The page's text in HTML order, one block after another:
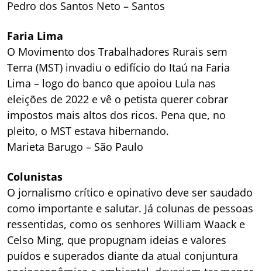
Pedro dos Santos Neto – Santos
Faria Lima
O Movimento dos Trabalhadores Rurais sem
Terra (MST) invadiu o edifício do Itaú na Faria
Lima – logo do banco que apoiou Lula nas
eleições de 2022 e vê o petista querer cobrar
impostos mais altos dos ricos. Pena que, no
pleito, o MST estava hibernando.
Marieta Barugo – São Paulo
Colunistas
O jornalismo crítico e opinativo deve ser saudado
como importante e salutar. Já colunas de pessoas
ressentidas, como os senhores William Waack e
Celso Ming, que propugnam ideias e valores
puídos e superados diante da atual conjuntura